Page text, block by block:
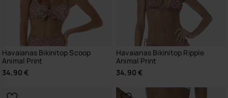
Havaianas Bikinitop Scoop
Animal Print
34,90 €
Havaianas Bikinitop Ripple
Animal Print
34,90 €